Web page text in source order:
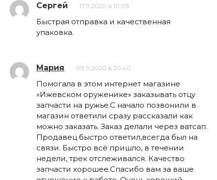
Сергей 17.11.2020 в 10:05
Быстрая отправка и качественная
упаковка.
Мария 09.11.2020 в 20:40
Помогала в этом интернет магазине
«Ижевском оруженике» заказывать отцу
запчасти на ружье.С начало позвонили в
магазин ответили сразу рассказали как
можно заказать. Заказ делали через ватсап.
Продавец быстро ответил,всегда был на
связи. Быстро всё пришло, в течении
недели, трек отслеживался. Качество
запчасти хорошее.Спасибо вам за ваше